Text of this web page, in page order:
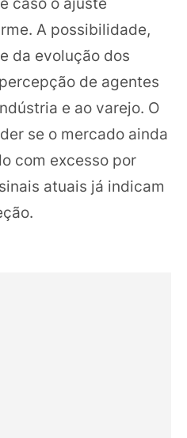
A possibilidade,
da evolução dos
de agentes
e ao varejo. O
se o mercado ainda
com excesso por
atuais já indicam